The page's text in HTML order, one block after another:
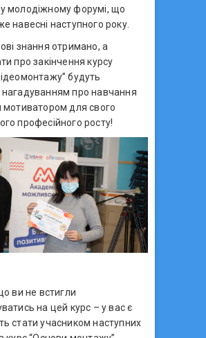
молодіжному форумі, що
навесні наступного року.
знання отримано, а
про закінчення курсу
будуть
про навчання
мотиватором для свого
професійного росту!
ви не встигли
на цей курс – у вас є
стати учасником наступних